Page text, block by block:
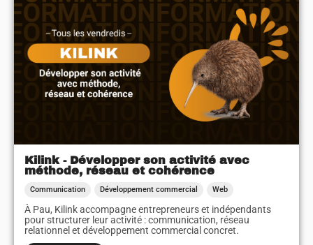
Kilink - Développer son activité avec
méthode, réseau et cohérence
Communication Développement commercial Web
À Pau, Kilink accompagne entrepreneurs et indépendants
pour structurer leur activité : communication, réseau
relationnel et développement commercial concret.